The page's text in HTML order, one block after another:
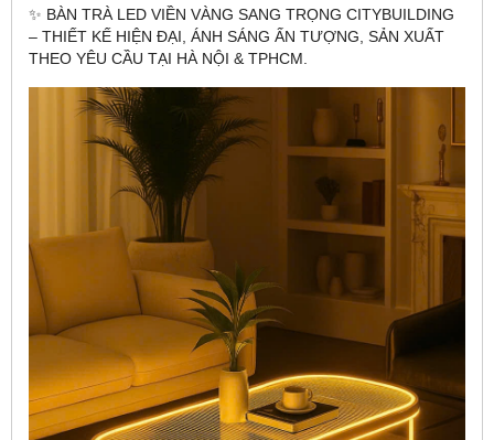
✨ BÀN TRÀ LED VIỀN VÀNG SANG TRỌNG CITYBUILDING
– THIẾT KẾ HIỆN ĐẠI, ÁNH SÁNG ẤN TƯỢNG, SẢN XUẤT
THEO YÊU CẦU TẠI HÀ NỘI & TPHCM.